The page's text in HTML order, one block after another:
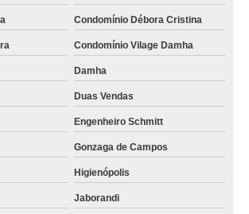
Condomínio Débora Cristina
Condomínio Vilage Damha
Damha
Duas Vendas
Engenheiro Schmitt
Gonzaga de Campos
Higienópolis
Jaborandi